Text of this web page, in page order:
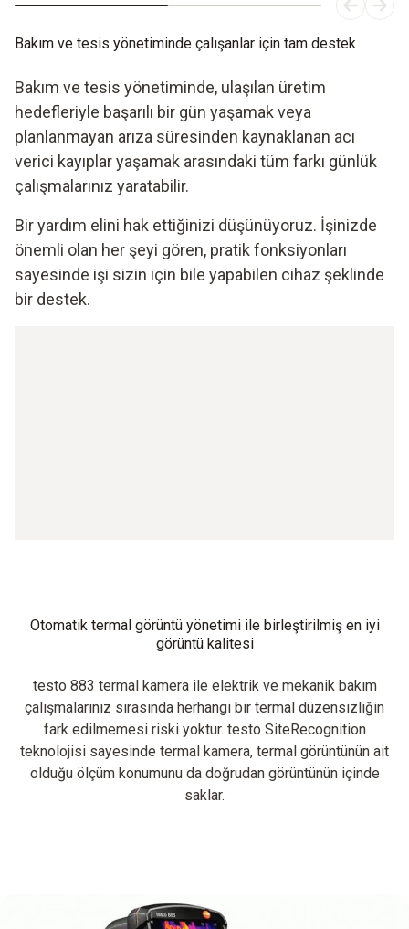
Bakım ve tesis yönetiminde çalışanlar için tam destek
Bakım ve tesis yönetiminde, ulaşılan üretim
hedefleriyle başarılı bir gün yaşamak veya
planlanmayan arıza süresinden kaynaklanan acı
verici kayıplar yaşamak arasındaki tüm farkı günlük
çalışmalarınız yaratabilir.
Bir yardım elini hak ettiğinizi düşünüyoruz. İşinizde
önemli olan her şeyi gören, pratik fonksiyonları
sayesinde işi sizin için bile yapabilen cihaz şeklinde
bir destek.
Otomatik termal görüntü yönetimi ile birleştirilmiş en iyi
görüntü kalitesi
testo 883 termal kamera ile elektrik ve mekanik bakım
çalışmalarınız sırasında herhangi bir termal düzensizliğin
fark edilmemesi riski yoktur. testo SiteRecognition
teknolojisi sayesinde termal kamera, termal görüntünün ait
olduğu ölçüm konumunu da doğrudan görüntünün içinde
saklar.